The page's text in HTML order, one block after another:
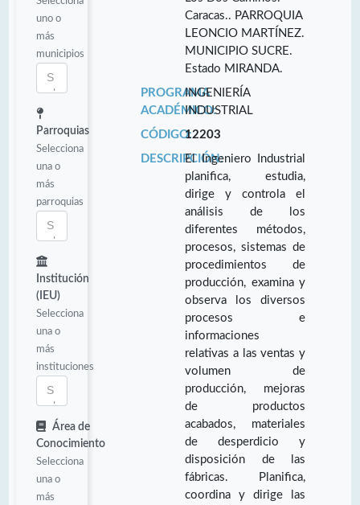
uno o
más
municipios
Parroquias
Selecciona
una o
más
parroquias
Institución
(IEU)
Selecciona
una o
más
instituciones
Área de
Conocimiento
Selecciona
una o
más
Caracas.. PARROQUIA
LEONCIO MARTÍNEZ.
MUNICIPIO SUCRE.
Estado MIRANDA.
PROGRAMA
ACADÉMICO:
INGENIERÍA
INDUSTRIAL
CÓDIGO:12203
DESCRIPCIÓN:El Ingeniero Industrial
planifica, estudia,
dirige y controla el
análisis de los
diferentes métodos,
procesos, sistemas de
procedimientos de
producción, examina y
observa los diversos
procesos e
informaciones
relativas a las ventas y
volumen de
producción, mejoras
de productos
acabados, materiales
de desperdicio y
disposición de las
fábricas. Planifica,
coordina y dirige las